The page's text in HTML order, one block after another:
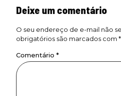
Deixe um comentário
O seu endereço de e-mail não
obrigatórios são marcados com *
Comentário *